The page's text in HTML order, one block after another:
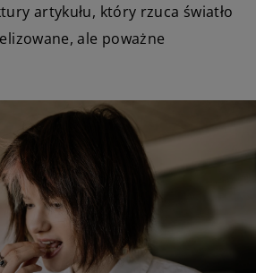
artykułu, który rzuca światło
ale poważne